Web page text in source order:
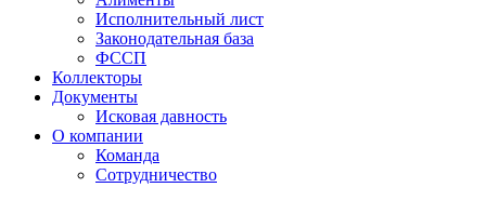
Исполнительный лист
Законодательная база
ФССП
Коллекторы
Документы
Исковая давность
О компании
Команда
Сотрудничество